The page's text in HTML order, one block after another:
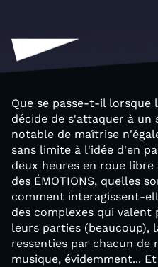
Que se passe-t-il lorsque
décide de s'attaquer à un
notable de maîtrise
sans limite à l'idée d'en
deux heures en roue
des ÉMOTIONS, quelles
comment interagissent-
des complexes qui valent
leurs parties (beaucoup),
ressenties par chacun de
musique, évidemment...